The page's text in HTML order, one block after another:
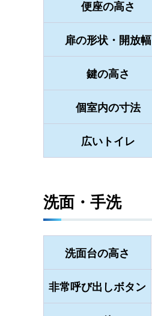
便座の高さ
扉の形状・開放幅
鍵の高さ
個室内の寸法
広いトイレ
洗面・手洗
洗面台の高さ
非常呼び出しボタン